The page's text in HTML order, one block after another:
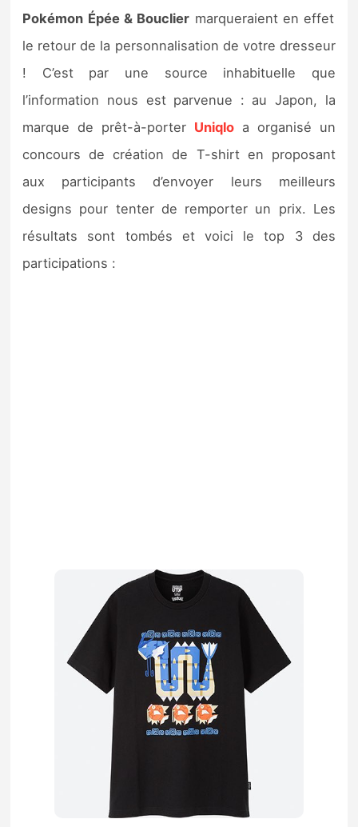
Pokémon Épée & Bouclier marqueraient en effet
le retour de la personnalisation de votre dresseur
! C’est par une source inhabituelle que
l’information nous est parvenue : au Japon, la
marque de prêt-à-porter Uniqloa organisé un
concours de création de T-shirt en proposant
aux participants d’envoyer leurs meilleurs
designs pour tenter de remporter un prix. Les
résultats sont tombés et voici le top 3 des
participations :